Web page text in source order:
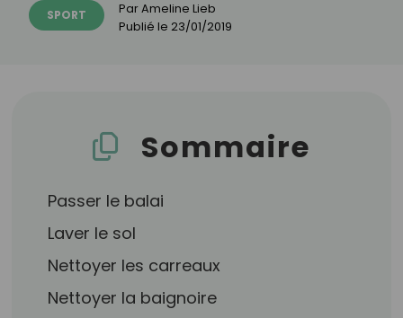
SPORT ParAmeline Lieb
Publié le 23/01/2019
Sommaire
Passer le balai
Laver le sol
Nettoyer les carreaux
Nettoyer la baignoire